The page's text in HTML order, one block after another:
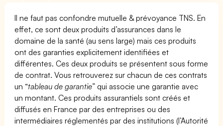
Il ne faut pas confondre mutuelle & prévoyance TNS. En
effet, ce sont deux produits d’assurances dans le
domaine de la santé (au sens large) mais ces produits
ont des garanties explicitement identifiées et
différentes. Ces deux produits se présentent sous forme
de contrat. Vous retrouverez sur chacun de ces contrats
un “tableau de garantie” qui associe une garantie avec
un montant. Ces produits assurantiels sont créés et
diffusés en France par des entreprises ou des
intermédiaires réglementés par des institutions (l’Autorité